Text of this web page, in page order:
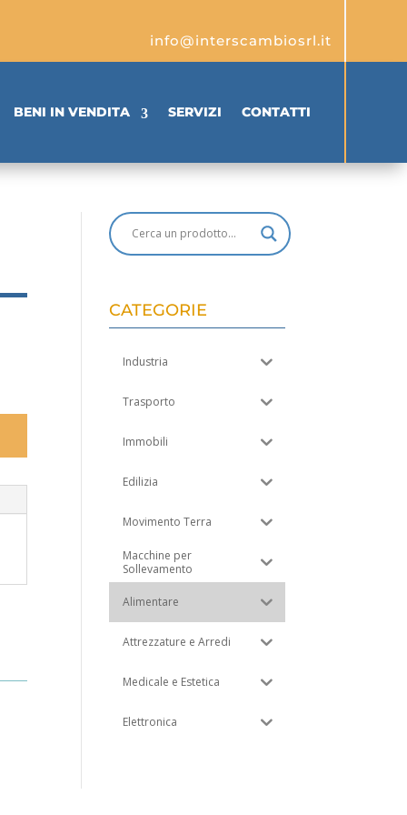
info@interscambiosrl.it
BENI IN VENDITA SERVIZI CONTATTI
CATEGORIE
Industria
Trasporto
Immobili
Edilizia
Movimento Terra
Macchine per
Sollevamento
Alimentare
Attrezzature e Arredi
Medicale e Estetica
Elettronica